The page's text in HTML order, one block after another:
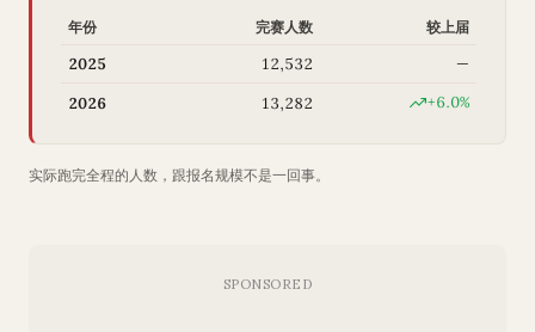
年份 完赛人数 较上届
2025 12,532
—
2026
13,282 +6.0%
实际跑完全程的人数，跟报名规模不是一回事。